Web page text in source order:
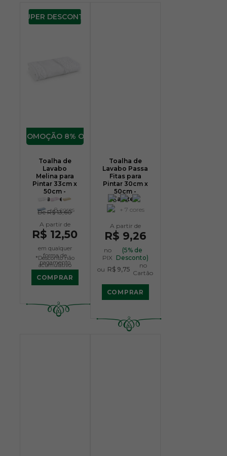
SUPER DESCONTO
8% OFF
Toalha de
Lavabo
Melina para
Pintar 33cm x
50cm -
Karsten
+ 8 cores
DeR$ 13,60
R$ 12,50
em qualquer
forma de
pagamento
*Desconto não
acumulativo
COMPRAR
Toalha de
Lavabo Passa
Fitas para
Pintar 30cm x
50cm -
Karsten
+ 7 cores
R$ 9,26
no
PIX
(5% de
Desconto)
ou R$ 9,75
no
Cartão
COMPRAR